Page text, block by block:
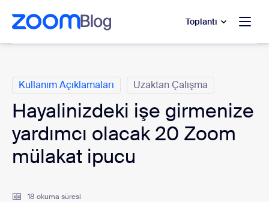
içeriğe atla
yardımına atla
Toplantı
Kullanım Açıklamaları Uzaktan Çalışma
Hayalinizdeki işe girmenize
yardımcı olacak 20 Zoom
mülakat ipucu
18 okuma süresi